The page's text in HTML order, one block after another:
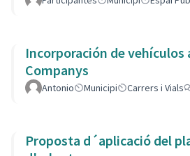
Incorporación de vehículos
Companys
Antonio Municipi Carrers i Vials
Proposta d´aplicació del